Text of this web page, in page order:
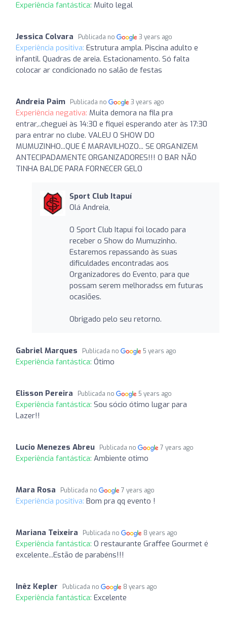
Experiência fantástica: Muito legal
Jessica Colvara Publicada no 3 years ago
Experiência positiva: Estrutura ampla. Piscina adulto e
infantil. Quadras de areia. Estacionamento. Só falta
colocar ar condicionado no salão de festas
Andreia Paim Publicada no 3 years ago
Experiência negativa: Muita demora na fila pra
entrar,..cheguei às 14:30 e fiquei esperando ater às 17:30
para entrar no clube. VALEU O SHOW DO
MUMUZINHO...QUE É MARAVILHOZO... SE ORGANIZEM
ANTECIPADAMENTE ORGANIZADORES!!! O BAR NÃO
TINHA BALDE PARA FORNECER GELO
Sport Club Itapuí
Olá Andreia,
O Sport Club Itapuí foi locado para
receber o Show do Mumuzinho.
Estaremos repassando às suas
dificuldades encontradas aos
Organizadores do Evento, para que
possam serem melhoradss em futuras
ocasiões.
Obrigado pelo seu retorno.
Gabriel Marques Publicada no 5 years ago
Experiência fantástica: Ótimo
Elisson Pereira Publicada no 5 years ago
Experiência fantástica: Sou sócio ótimo lugar para
Lazer!!
Lucio Menezes Abreu Publicada no 7 years ago
Experiência fantástica: Ambiente otimo
Mara Rosa Publicada no 7 years ago
Experiência positiva: Bom pra qq evento !
Mariana Teixeira Publicada no 8 years ago
Experiência fantástica: O restaurante Graffee Gourmet é
excelente...Estão de parabéns!!!
Inêz Kepler Publicada no 8 years ago
Experiência fantástica: Excelente